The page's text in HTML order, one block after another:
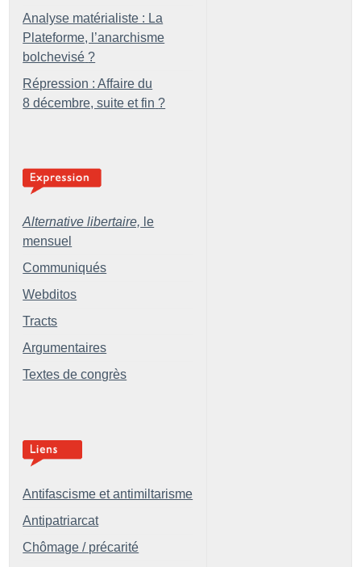
Analyse matérialiste : La
Plateforme, l’anarchisme
bolchevisé ?
Répression : Affaire du
8 décembre, suite et fin ?
Alternative libertaire, le
mensuel
Communiqués
Webditos
Tracts
Argumentaires
Textes de congrès
Antifascisme et antimiltarisme
Antipatriarcat
Chômage / précarité